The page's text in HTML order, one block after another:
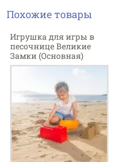
Похожие товары
Игрушка для игры в
песочнице Великие
Замки (Основная)